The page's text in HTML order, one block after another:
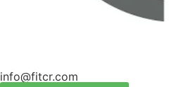
info@fitcr.com